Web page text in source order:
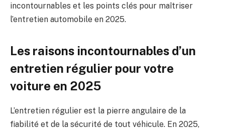
incontournables et les points clés pour maîtriser
l’entretien automobile en 2025.
Les raisons incontournables d’un
entretien régulier pour votre
voiture en 2025
L’entretien régulier est la pierre angulaire de la
fiabilité et de la sécurité de tout véhicule. En 2025,